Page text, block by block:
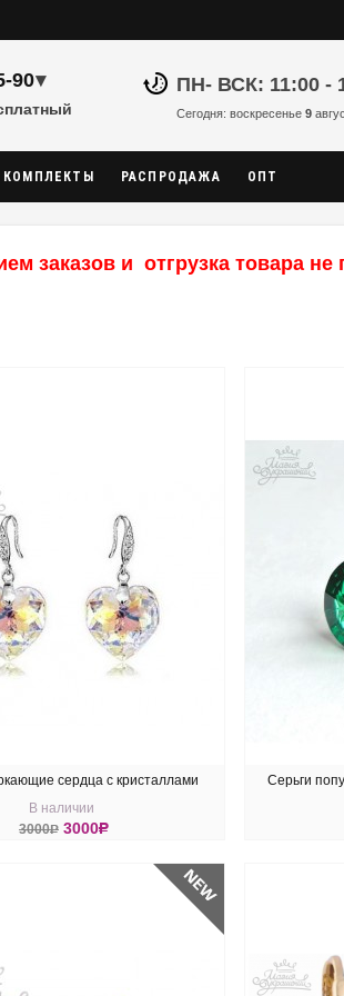
90▾ ПН- ВСК: 11:00 -
Сегодня: воскресенье 9
КОМПЛЕКТЫ РАСПРОДАЖА ОПТ
заказов и отгрузка товара не
сердца с кристаллами
Swarovski
В наличии
3000R 3000R
Серьги